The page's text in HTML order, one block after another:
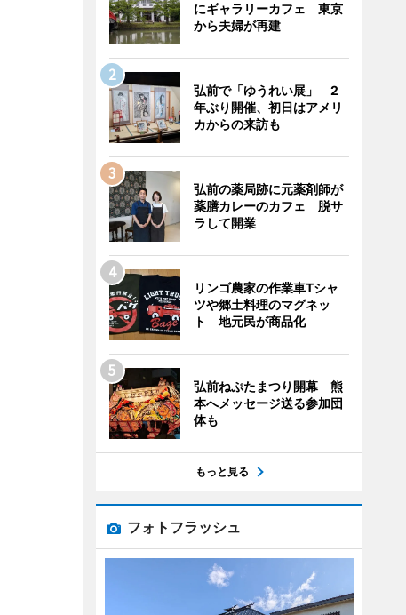
にギャラリーカフェ 東京
から夫婦が再建
弘前で「ゆうれい展」 2
年ぶり開催、初日はアメリ
カからの来訪も
弘前の薬局跡に元薬剤師が
薬膳カレーのカフェ 脱サ
ラして開業
リンゴ農家の作業車Tシャ
ツや郷土料理のマグネッ
ト 地元民が商品化
弘前ねぷたまつり開幕 熊
本へメッセージ送る参加団
体も
もっと見る
フォトフラッシュ